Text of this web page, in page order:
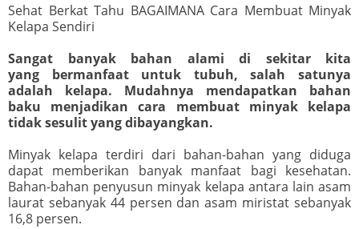
Sehat Berkat Tahu BAGAIMANA Cara Membuat Minyak
Kelapa Sendiri
Sangat banyak bahan alami di sekitar kita
yang bermanfaat untuk tubuh, salah satunya
adalah kelapa. Mudahnya mendapatkan bahan
baku menjadikan cara membuat minyak kelapa
tidak sesulit yang dibayangkan.
Minyak kelapa terdiri dari bahan-bahan yang diduga
dapat memberikan banyak manfaat bagi kesehatan.
Bahan-bahan penyusun minyak kelapa antara lain asam
laurat sebanyak 44 persen dan asam miristat sebanyak
16,8 persen.